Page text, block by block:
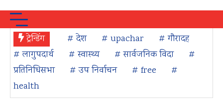
ट्रेन्डिंग # देश # upachar
# गौरादह
# लागुपदार्थ
# स्वास्थ्य # सार्वजनिक विदा
#
प्रतिनिधिसभा
# उप निर्वाचन # free
#
health